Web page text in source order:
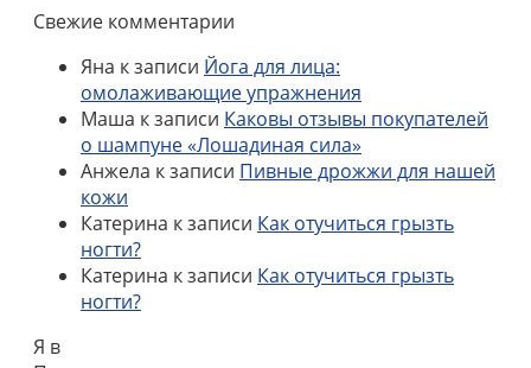
Свежие комментарии
Яна к записи Йога для лица:
омолаживающие упражнения
Маша к записи Каковы отзывы покупателей
о шампуне «Лошадиная сила»
Анжела к записи Пивные дрожжи для нашей
кожи
Катерина к записи Как отучиться грызть
ногти?
Катерина к записи Как отучиться грызть
ногти?
Я в